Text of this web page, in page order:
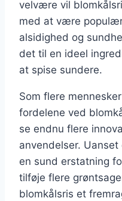
velvære vil
med at være
alsidighed og
det til en ideel
at spise sundere.
Som flere
fordelene ved
se endnu flere
anvendelser.
en sund erstatning
tilføje flere
blomkålsris et